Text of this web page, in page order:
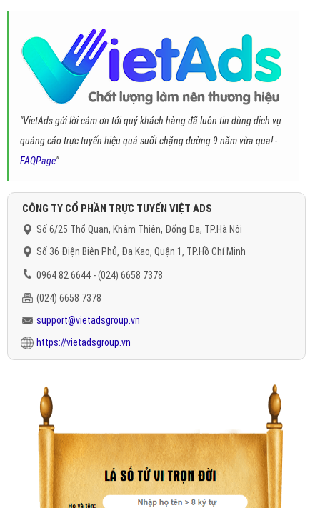
"VietAds gửi lời cảm ơn tới quý khách hàng đã luôn tin dùng dịch vụ
quảng cáo trực tuyến hiệu quả suốt chặng đường 9 năm vừa qua! -
FAQPage"
CÔNG TY CỔ PHẦN TRỰC TUYẾN VIỆT ADS
Số 6/25 Thổ Quan, Khâm Thiên, Đống Đa, TP.Hà Nội
Số 36 Điện Biên Phủ, Đa Kao, Quận 1, TP.Hồ Chí Minh
0964 82 6644 - (024) 6658 7378
(024) 6658 7378
support@vietadsgroup.vn
https://vietadsgroup.vn